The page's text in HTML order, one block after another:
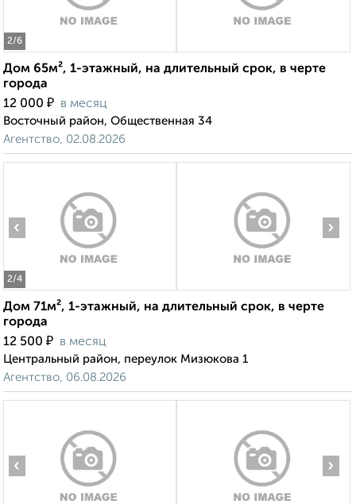
2/6
Дом 65м², 1-этажный, на длительный срок, в черте
города
12 000 ₽ в месяц
Восточный район, Общественная 34
Агентство, 02.08.2026
2/4
‹ ›
Дом 71м², 1-этажный, на длительный срок, в черте
города
12 500 ₽ в месяц
Центральный район, переулок Мизюкова 1
Агентство, 06.08.2026
‹ ›